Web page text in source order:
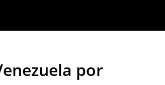
por